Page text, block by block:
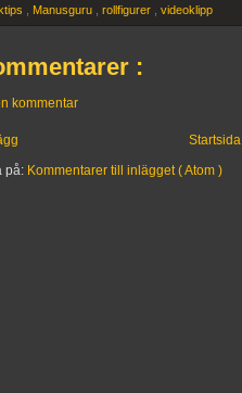
Manusguru rollfigurer videoklipp
:
kommentar
Startsida
på: Kommentarer till inlägget ( Atom )